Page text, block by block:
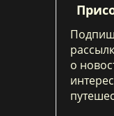
о